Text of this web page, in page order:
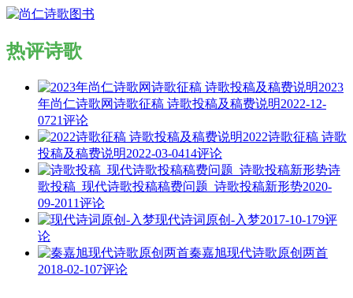
热评诗歌
2023
年尚仁诗歌网诗歌征稿 诗歌投稿及稿费说明2022-12-
0721评论
2022诗歌征稿 诗歌
投稿及稿费说明2022-03-0414评论
诗
歌投稿_现代诗歌投稿稿费问题_诗歌投稿新形势2020-
09-2011评论
现代诗词原创-入梦2017-10-179评
论
秦嘉旭现代诗歌原创两首
2018-02-107评论